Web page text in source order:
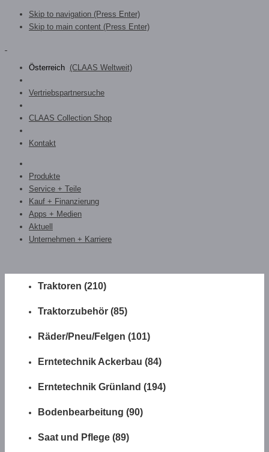
Skip to navigation (Press Enter)
Skip to main content (Press Enter)
Österreich (CLAAS Weltweit)
Vertriebspartnersuche
CLAAS Collection Shop
Kontakt
Produkte
Service + Teile
Kauf + Finanzierung
Apps + Medien
Aktuell
Unternehmen + Karriere
Traktoren (210)
Traktorzubehör (85)
Räder/Pneu/Felgen (101)
Erntetechnik Ackerbau (84)
Erntetechnik Grünland (194)
Bodenbearbeitung (90)
Saat und Pflege (89)